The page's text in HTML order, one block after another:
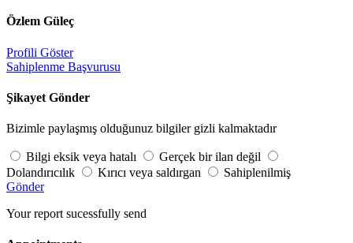
Özlem Güleç
Profili Göster
Sahiplenme Başvurusu
Şikayet Gönder
Bizimle paylaşmış olduğunuz bilgiler gizli kalmaktadır
Bilgi eksik veya hatalı
Gerçek bir ilan değil
Dolandırıcılık
Kırıcı veya saldırgan
Sahiplenilmiş
Gönder
Your report sucessfully send